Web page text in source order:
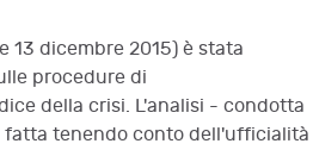
13 dicembre 2015) è stata
procedure di
della crisi. L'analisi - condotta
tenendo conto dell'ufficialità